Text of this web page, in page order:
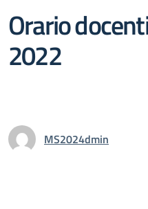
Orario
2022
MS2024dmin